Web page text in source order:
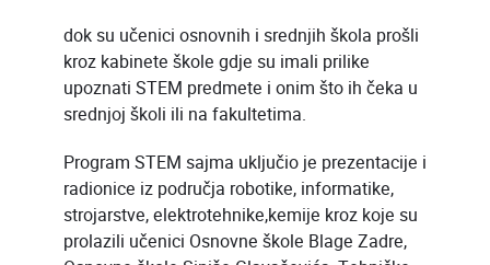
dok su učenici osnovnih i srednjih škola prošli
kroz kabinete škole gdje su imali prilike
upoznati STEM predmete i onim što ih čeka u
srednjoj školi ili na fakultetima.
Program STEM sajma uključio je prezentacije i
radionice iz područja robotike, informatike,
strojarstve, elektrotehnike,kemije kroz koje su
prolazili učenici Osnovne škole Blage Zadre,